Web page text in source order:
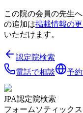
この院の会員の先生
の追加は掲載情報の
いただけます。
認定院検索
電話で相談
予
JPA認定院検索
フォームソティック